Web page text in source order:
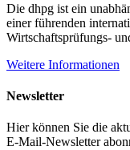
Die dhpg ist ein
einer führenden
Wirtschaftsprüfungs-
Weitere Informationen
Newsletter
Hier können Sie die
E-Mail-Newsletter